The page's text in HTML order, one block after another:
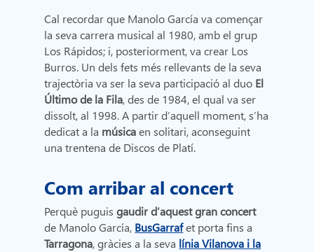
Cal recordar que Manolo García va començar
la seva carrera musical al 1980, amb el grup
Los Rápidos; i, posteriorment, va crear Los
Burros. Un dels fets més rellevants de la seva
trajectòria va ser la seva participació al duo El
Último de la Fila, des de 1984, el qual va ser
dissolt, al 1998. A partir d’aquell moment, s’ha
dedicat a la músicaen solitari, aconseguint
una trentena de Discos de Platí.
Com arribar al concert
Perquè puguisgaudir d’aquest gran concert
de Manolo García, BusGarrafet porta fins a
Tarragona, gràcies a la seva línia Vilanova i la